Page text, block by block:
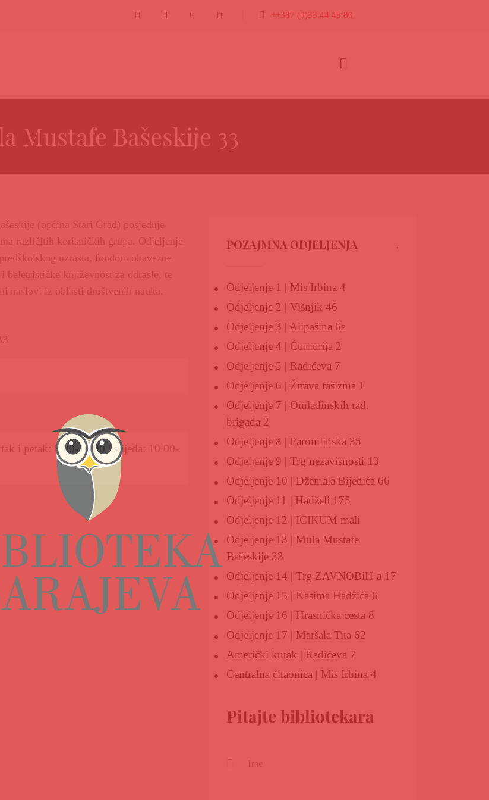
++387 (0)33 44 45 80
Mustafe Bašeskije 33
(općina Stari Grad) posjeduje
različitih korisničkih grupa. Odjeljenje
uzrasta, fondom obavezne
beletrističke književnost za odrasle, te
naslovi iz oblasti društvenih nauka.
i petak: 8.00-16.00 | srijeda: 10.00-
POZAJMNA ODJELJENJA
Odjeljenje 1 | Mis Irbina 4
Odjeljenje 2 | Višnjik 46
Odjeljenje 3 | Alipašina 6a
Odjeljenje 4 | Ćumurija 2
Odjeljenje 5 | Radićeva 7
Odjeljenje 6 | Žrtava fašizma 1
Odjeljenje 7 | Omladinskih rad.
brigada 2
Odjeljenje 8 | Paromlinska 35
Odjeljenje 9 | Trg nezavisnosti 13
Odjeljenje 10 | Džemala Bijedića 66
Odjeljenje 11 | Hadželi 175
Odjeljenje 12 | ICIKUM mali
Odjeljenje 13 | Mula Mustafe
Bašeskije 33
Odjeljenje 14 | Trg ZAVNOBiH-a 17
Odjeljenje 15 | Kasima Hadžića 6
Odjeljenje 16 | Hrasnička cesta 8
Odjeljenje 17 | Maršala Tita 62
Američki kutak | Radićeva 7
Centralna čitaonica | Mis Irbina 4
Pitajte bibliotekara